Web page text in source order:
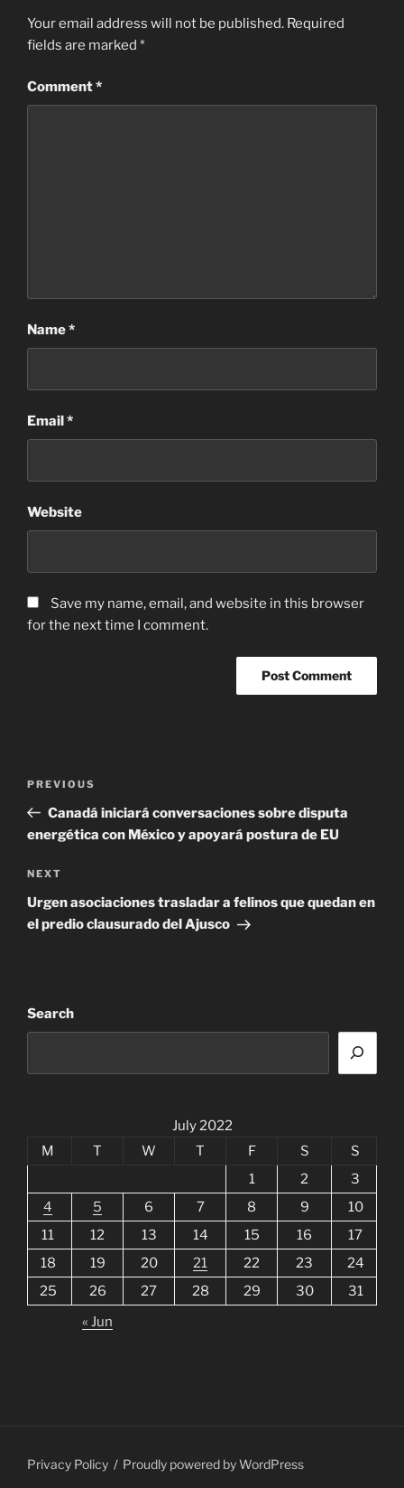
Your email address will not be published. Required
fields are marked *
Comment*
Name*
Email*
Website
Save my name, email, and website in this browser
for the next time I comment.
Previous
Post
PREVIOUS
Canadá iniciará conversaciones sobre disputa
energética con México y apoyará postura de EU
Next
Post
NEXT
Urgen asociaciones trasladar a felinos que quedan en
el predio clausurado del Ajusco
Search
July 2022
M
T W T F S
S
1
2
3
4
5 6 7 8 9
10
11
12 13 14 15 16
17
18
19 20 21 22 23
24
25
26 27 28 29 30
31
« Jun
Privacy Policy Proudly powered by WordPress